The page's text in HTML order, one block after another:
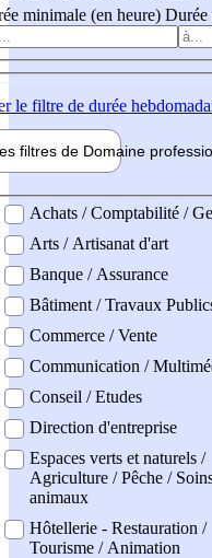
minimale (en heure) Durée
le filtre de durée
filtres de Domaine pro
professionel
Achats / Comptabilité /
Arts / Artisanat d'art
Banque / Assurance
Bâtiment / Travaux
Commerce / Vente
Communication /
Conseil / Etudes
Direction d'entreprise
Espaces verts et naturels /
Agriculture / Pêche /
animaux
Hôtellerie - Restauration /
Tourisme / Animation